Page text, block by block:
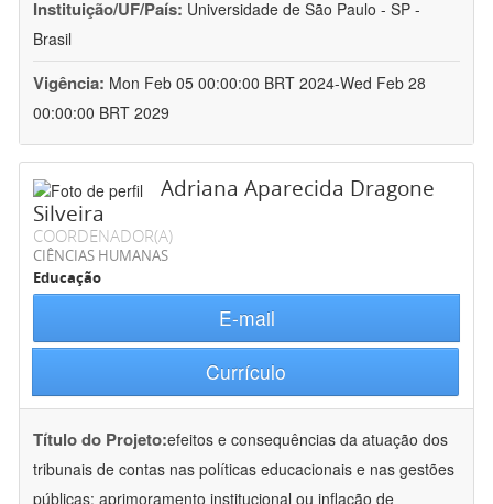
Instituição/UF/País: Universidade de São Paulo - SP -
Brasil
Vigência: Mon Feb 05 00:00:00 BRT 2024-Wed Feb 28
00:00:00 BRT 2029
Adriana Aparecida Dragone
Silveira
COORDENADOR(A)
CIÊNCIAS HUMANAS
Educação
E-mail
Currículo
Título do Projeto:efeitos e consequências da atuação dos
tribunais de contas nas políticas educacionais e nas gestões
públicas: aprimoramento institucional ou inflação de